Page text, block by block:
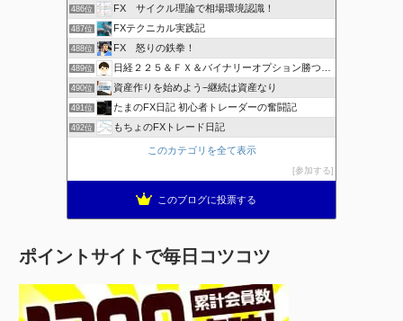
486位 FX サイクル理論で相場環境認識！
487位 FXテクニカル実践記
488位 FX 怒りの鉄拳！
489位 日経２２５＆ＦＸ＆バイナリーオプション勝つための
490位 資産作りを始めよう−継続は資産なり
491位 たまのFX日記 初心者トレーダーの奮闘記
492位 もちょのFXトレード日記
このカテゴリを全て表示
参加する
このブログに投票する
ポイントサイトで毎日コツコツ